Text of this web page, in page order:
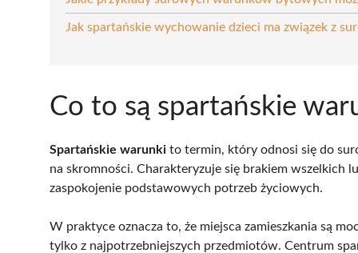
Jak spartańskie wychowanie dzieci ma związek z
Co to są spartańskie
Spartańskie warunki to termin, który odnosi się do
na skromności. Charakteryzuje się brakiem wszelkich
zaspokojenie podstawowych potrzeb życiowych.
W praktyce oznacza to, że miejsca zamieszkania są
tylko z najpotrzebniejszych przedmiotów. Centrum